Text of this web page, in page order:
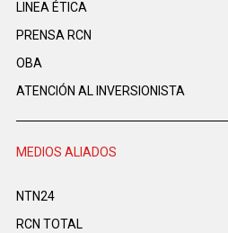
LINEA ÉTICA
PRENSA RCN
OBA
ATENCIÓN AL INVERSIONISTA
MEDIOS ALIADOS
NTN24
RCN TOTAL